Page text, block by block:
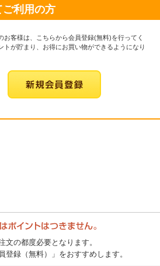
ご利用の方
お客様は、こちらから会員登録(無料)を行ってく
トが貯まり、お得にお買い物ができるようになり
文の都度必要となります。
登録（無料）」をおすすめします。